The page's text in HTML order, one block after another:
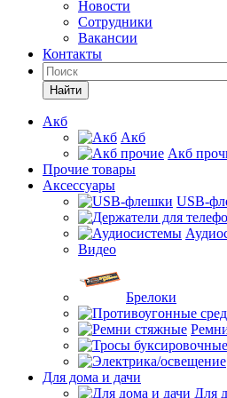
Новости
Сотрудники
Вакансии
Контакты
Найти
Акб
Акб
Акб
Прочие товары
Аксессуары
USB-
Видео
Брелоки
Для дома и дачи
Для